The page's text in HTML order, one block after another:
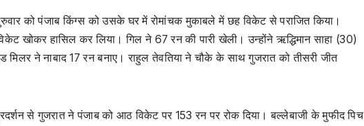
को पंजाब किंग्स को उसके घर में रोमांचक मुकाबले में छह विकेट से पराजित किया।
खोकर हासिल कर लिया। गिल ने 67 रन की पारी खेली। उन्होंने ऋद्धिमान साहा (30)
ने नाबाद 17 रन बनाए। राहुल तेवतिया ने चौके के साथ गुजरात को तीसरी जीत
से गुजरात ने पंजाब को आठ विकेट पर 153 रन पर रोक दिया। बल्लेबाजी के मुफीद पिच